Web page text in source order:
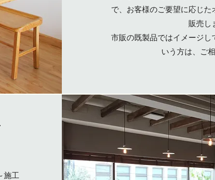
で、お客様のご要望に応じた
販売し
市販の既製品ではイメージし
いう方は、ご
施工